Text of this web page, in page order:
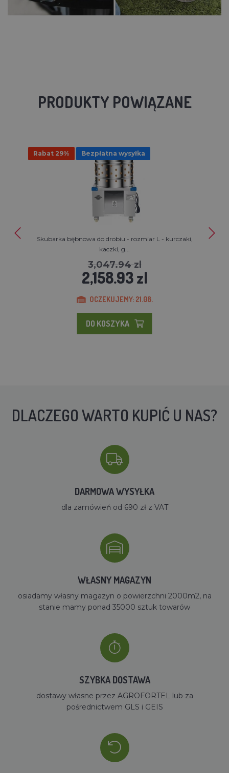
PRODUKTY POWIĄZANE
Rabat 29% Bezpłatna wysyłka
Skubarka bębnowa do drobiu - rozmiar L - kurczaki,
kaczki, g...
3,047.94 zl
2,158.93 zl
OCZEKUJEMY: 21.08.
DO KOSZYKA
DLACZEGO WARTO KUPIĆ U NAS?
DARMOWA WYSYŁKA
dla zamówień od 690 zł z VAT
WŁASNY MAGAZYN
osiadamy własny magazyn o powierzchni 2000m2, na
stanie mamy ponad 35000 sztuk towarów
SZYBKA DOSTAWA
dostawy własne przez AGROFORTEL lub za
pośrednictwem GLS i GEIS